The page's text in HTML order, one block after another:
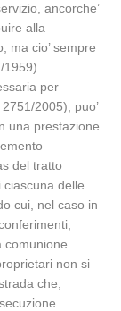
ancorche’
alla
ma cio’ sempre
per
2005), puo’
una prestazione
del tratto
delle
cui, nel caso in
comunione
non si
che,